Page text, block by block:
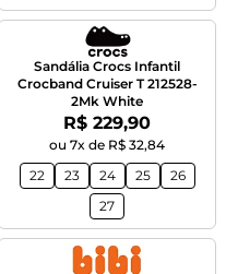
Sandália Crocs Infantil
Crocband Cruiser T 212528-
2Mk White
Por:
R$ 229,90
ou 7x de R$ 32,84
22
23 24 25
26
27